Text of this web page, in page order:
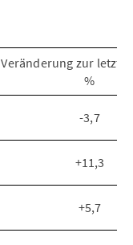
Veränderung zur
%
-3,7
+11,3
+5,7